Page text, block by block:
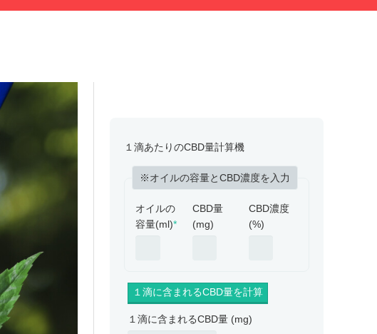
１滴あたりのCBD量計算機
※オイルの容量とCBD濃度を入力
オイルの
容量(ml)*
CBD量
(mg)
CBD濃度
(%)
１滴に含まれるCBD量 (mg)